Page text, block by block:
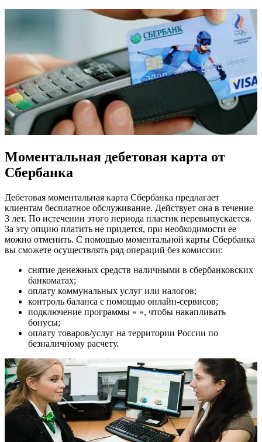
Моментальная дебетовая карта от
Сбербанка
Дебетовая моментальная карта Сбербанка предлагает
клиентам бесплатное обслуживание. Действует она в течение
3 лет. По истечении этого периода пластик перевыпускается.
За эту опцию платить не придется, при необходимости ее
можно отменить. С помощью моментальной карты Сбербанка
вы сможете осуществлять ряд операций без комиссии:
снятие денежных средств наличными в сбербанковских
банкоматах;
оплату коммунальных услуг или налогов;
контроль баланса с помощью онлайн-сервисов;
подключение программы « », чтобы накапливать
бонусы;
оплату товаров/услуг на территории России по
безналичному расчету.